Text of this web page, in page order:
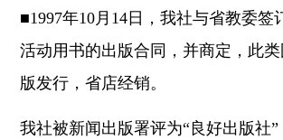
■1997年10月14日，我社与省教委签
活动用书的出版合同，并商定，此
版发行，省店经销。
我社被新闻出版署评为“良好出版社